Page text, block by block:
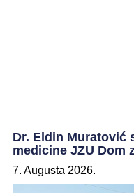
Dr. Eldin Muratović
medicine JZU Dom
7. Augusta 2026.